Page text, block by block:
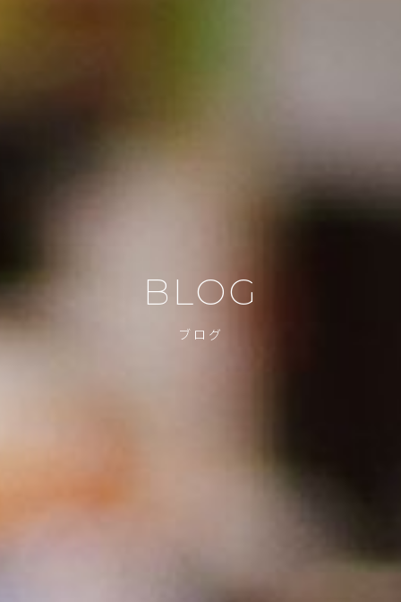
BLOG
ブログ